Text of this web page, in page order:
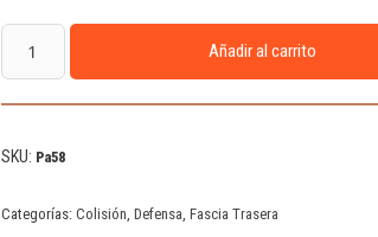
Añadir al carrito
SKU: Pa58
Categorías: Colisión Defensa Fascia Trasera